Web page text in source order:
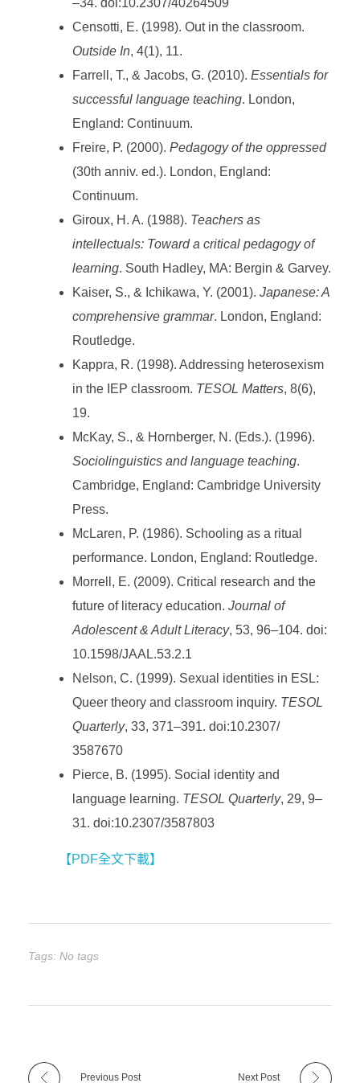
Censotti, E. (1998). Out in the classroom.
Outside In, 4(1), 11.
Farrell, T., & Jacobs, G. (2010).Essentials for
successful language teaching. London,
England: Continuum.
Freire, P. (2000).Pedagogy of the oppressed
(30th anniv. ed.). London, England:
Continuum.
Giroux, H. A. (1988). Teachers as
intellectuals: Toward a critical pedagogy of
learning. South Hadley, MA: Bergin & Garvey.
Kaiser, S., & Ichikawa, Y. (2001).Japanese: A
comprehensive grammar. London, England:
Routledge.
Kappra, R. (1998). Addressing heterosexism
in the IEP classroom. TESOL Matters, 8(6),
19.
McKay, S., & Hornberger, N. (Eds.). (1996).
Sociolinguistics and language teaching.
Cambridge, England: Cambridge University
Press.
McLaren, P. (1986). Schooling as a ritual
performance. London, England: Routledge.
Morrell, E. (2009). Critical research and the
future of literacy education.Journal of
Adolescent & Adult Literacy, 53, 96–104. doi:
10.1598/JAAL.53.2.1
Nelson, C. (1999). Sexual identities in ESL:
Queer theory and classroom inquiry. TESOL
Quarterly, 33, 371–391. doi:10.2307/
3587670
Pierce, B. (1995). Social identity and
language learning. TESOL Quarterly, 29, 9–
31. doi:10.2307/3587803
【PDF全文下載】
Tags: No tags
Previous Post Next Post